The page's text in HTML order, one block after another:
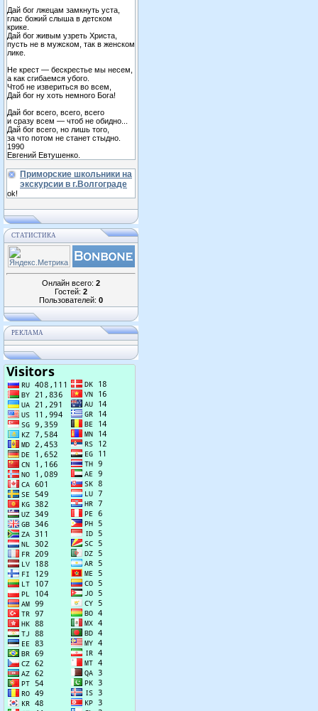
Дай бог лжецам замкнуть уста,
глас божий слыша в детском
крике.
Дай бог живым узреть Христа,
пусть не в мужском, так в женском
лике.
Не крест — бескрестье мы несем,
а как сгибаемся убого.
Чтоб не извериться во всем,
Дай бог ну хоть немного Бога!
Дай бог всего, всего, всего
и сразу всем — чтоб не обидно...
Дай бог всего, но лишь того,
за что потом не станет стыдно.
1990
Евгений Евтушенко.
Приморские школьники на
экскурсии в г.Волгограде
ok!
СТАТИСТИКА
Онлайн всего: 2
Гостей: 2
Пользователей: 0
РЕКЛАМА